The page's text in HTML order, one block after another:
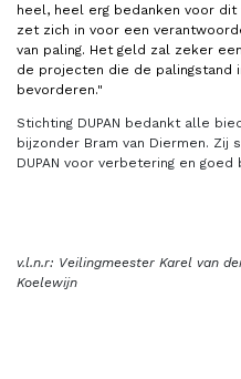
heel, heel erg bedanken voor
zet zich in voor een
van paling. Het geld zal zeker
de projecten die de palingstand
bevorderen."
Stichting DUPAN bedankt alle
bijzonder Bram van Diermen. Zij
DUPAN voor verbetering en
v.l.n.r: Veilingmeester Karel van
Koelewijn